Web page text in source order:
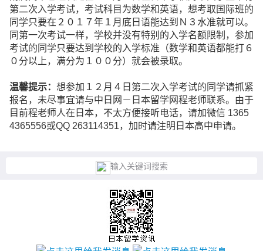
第二次入学考试，考试科目为数学和英语，想考取国际班的
同学只要在２０１７年１月底日语能达到Ｎ３水准就可以。
同第一次考试一样，学校并没有特别的入学名额限制，参加
考试的同学只要达到学校的入学标准（数学和英语都能打６
０分以上，满分为１００分）就会被录取。
温馨提示： 想参加１２月４日第二次入学考试的同学请抓紧
报名，未尽事宜请与中日网－日本留学网程老师联系。由于
目前程老师人在日本，不太方便接听电话，请加微信 1365
4365556或QQ 263114351，加时请注明日本高中申请。
输入关键词搜索